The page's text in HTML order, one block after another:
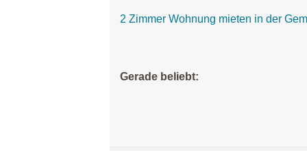
2 Zimmer Wohnung mieten in der
Gerade beliebt: